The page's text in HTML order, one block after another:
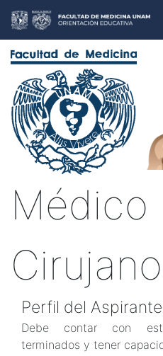
Médico
Cirujano
Perfil del Aspirante
Debe contar con
terminados y tener